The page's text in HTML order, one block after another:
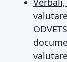
ODV